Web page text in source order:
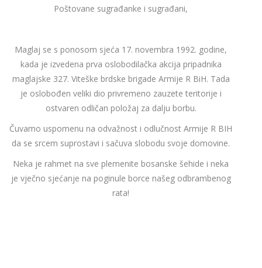
Poštovane sugrađanke i sugrađani,
Maglaj se s ponosom sjeća 17. novembra 1992. godine,
kada je izvedena prva oslobodilačka akcija pripadnika
maglajske 327. Viteške brdske brigade Armije R BiH. Tada
je oslobođen veliki dio privremeno zauzete teritorije i
ostvaren odličan položaj za dalju borbu.
Čuvamo uspomenu na odvažnost i odlučnost Armije R BIH
da se srcem suprostavi i sačuva slobodu svoje domovine.
Neka je rahmet na sve plemenite bosanske šehide i neka
je vječno sjećanje na poginule borce našeg odbrambenog
rata!